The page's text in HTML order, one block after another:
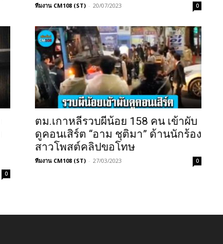
ทีมงาน CM108 (ST) - 20/07/2023 0
0
ตม.เกาหลีรวบผีน้อย 158 คน เข้าผับ
ดูคอนเสิร์ต “อาม ชุติมา” ด้านนักร้อง
สาวโพสต์คลิปขอโทษ
ทีมงาน CM108 (ST) - 27/03/2023 0